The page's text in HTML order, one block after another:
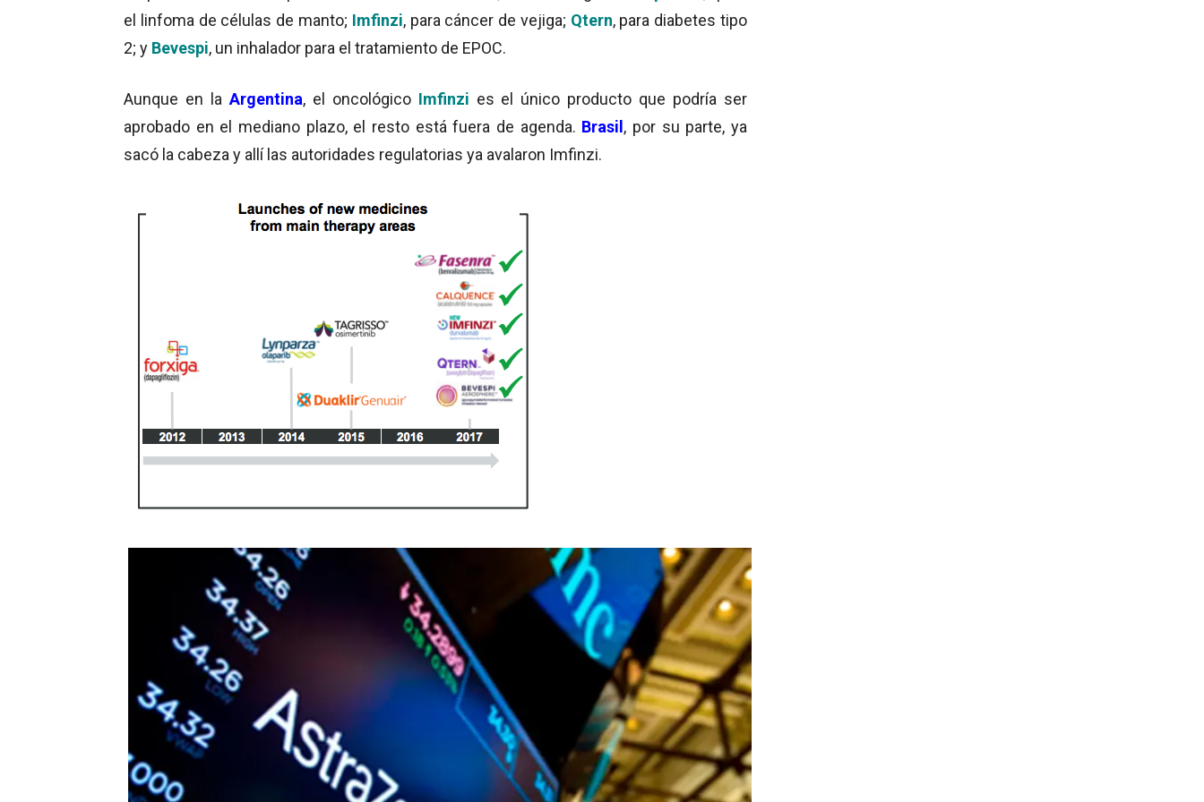
el linfoma de células de manto; Imfinzi, para cáncer de vejiga; Qtern, para diabetes tipo
2; y Bevespi, un inhalador para el tratamiento de EPOC.
Aunque en la Argentina, el oncológico Imfinzi es el único producto que podría ser
aprobado en el mediano plazo, el resto está fuera de agenda. Brasil, por su parte, ya
sacó la cabeza y allí las autoridades regulatorias ya avalaron Imfinzi.